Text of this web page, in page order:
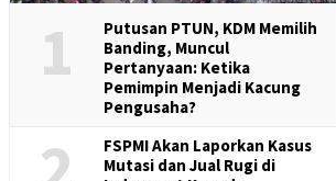
1
Putusan PTUN, KDM Memilih
Banding, Muncul
Pertanyaan: Ketika
Pemimpin Menjadi Kacung
Pengusaha?
FSPMI Akan Laporkan Kasus
Mutasi dan Jual Rugi di